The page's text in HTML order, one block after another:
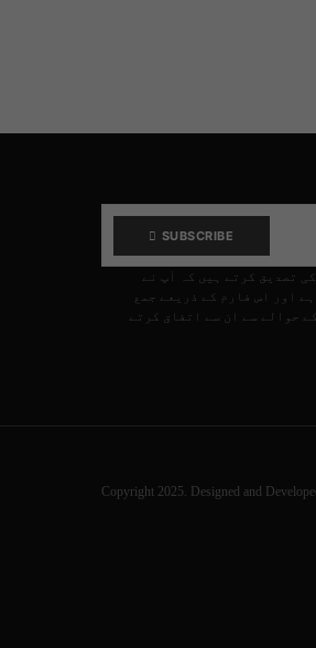
SUBSCRIBE
تصدیق کرتے ہیں کہ آپ نے
اور اس فارم کے ذریعے جمع
حوالے سے ان سے اتفاق کرتے